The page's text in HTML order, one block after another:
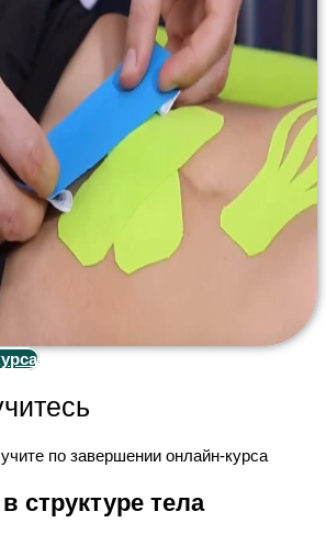
по завершении онлайн-курса
структуре тела